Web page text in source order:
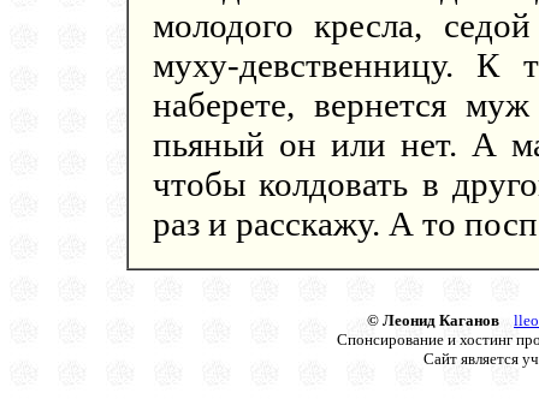
молодого кресла,
муху-девственницу.
наберете, вернется
пьяный он или нет. А
чтобы колдовать в
раз и расскажу. А то
© Леонид Каганов
Спонсирование и хостинг
Сайт является